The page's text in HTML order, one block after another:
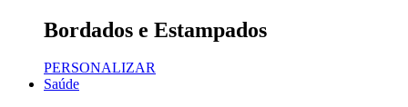
Bordados e Estampados
PERSONALIZAR
Saúde